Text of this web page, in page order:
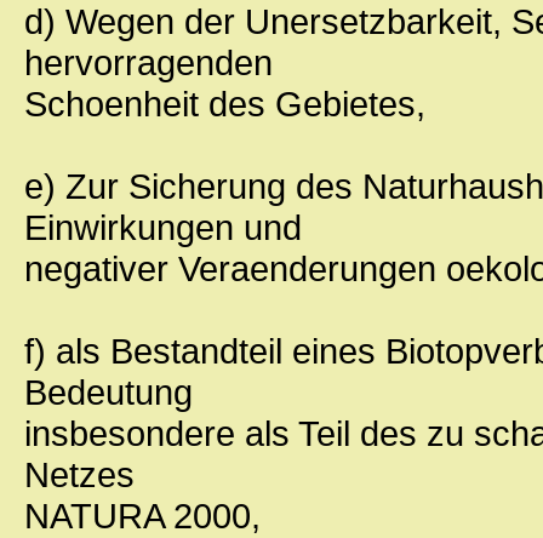
d) Wegen der Unersetzbarkeit,
hervorragenden
Schoenheit des Gebietes,
e) Zur Sicherung des
Einwirkungen und
negativer Veraenderungen
f) als Bestandteil eines
Bedeutung
insbesondere als Teil des zu
Netzes
NATURA 2000,